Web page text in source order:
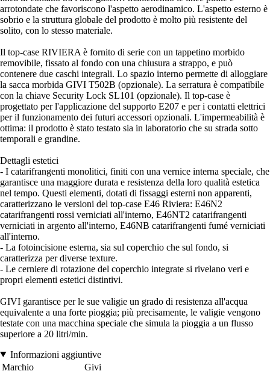
arrotondate che favoriscono l'aspetto aerodinamico. L'aspetto esterno è
sobrio e la struttura globale del prodotto è molto più resistente del
solito, con lo stesso materiale.
Il top-case RIVIERA è fornito di serie con un tappetino morbido
removibile, fissato al fondo con una chiusura a strappo, e può
contenere due caschi integrali. Lo spazio interno permette di alloggiare
la sacca morbida GIVI T502B (opzionale). La serratura è compatibile
con la chiave Security Lock SL101 (opzionale). Il top-case è
progettato per l'applicazione del supporto E207 e per i contatti elettrici
per il funzionamento dei futuri accessori opzionali. L'impermeabilità è
ottima: il prodotto è stato testato sia in laboratorio che su strada sotto
temporali e grandine.
Dettagli estetici
- I catarifrangenti monolitici, finiti con una vernice interna speciale, che
garantisce una maggiore durata e resistenza della loro qualità estetica
nel tempo. Questi elementi, dotati di fissaggi esterni non apparenti,
caratterizzano le versioni del top-case E46 Riviera: E46N2
catarifrangenti rossi verniciati all'interno, E46NT2 catarifrangenti
verniciati in argento all'interno, E46NB catarifrangenti fumé verniciati
all'interno.
- La fotoincisione esterna, sia sul coperchio che sul fondo, si
caratterizza per diverse texture.
- Le cerniere di rotazione del coperchio integrate si rivelano veri e
propri elementi estetici distintivi.
GIVI garantisce per le sue valigie un grado di resistenza all'acqua
equivalente a una forte pioggia; più precisamente, le valigie vengono
testate con una macchina speciale che simula la pioggia a un flusso
superiore a 20 litri/min.
Informazioni aggiuntive
Marchio
Givi